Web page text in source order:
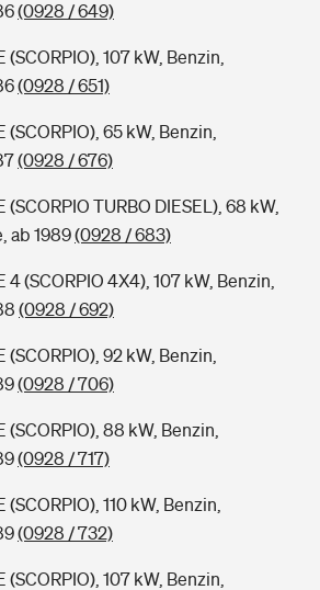
(0928 / 649)
107 kW, Benzin,
(0928 / 651)
(SCORPIO), 65 kW, Benzin,
(0928 / 676)
(SCORPIO TURBO DIESEL), 68 kW,
ab 1989(0928 / 683)
4 (SCORPIO 4X4), 107 kW, Benzin,
(0928 / 692)
(SCORPIO), 92 kW, Benzin,
(0928 / 706)
(SCORPIO), 88 kW, Benzin,
(0928 / 717)
110 kW, Benzin,
(0928 / 732)
107 kW, Benzin,